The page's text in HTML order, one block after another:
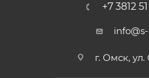
+7 3812
г. Омск,